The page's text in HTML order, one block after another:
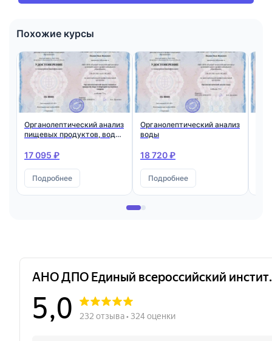
Похожие курсы
Органолептический анализ
пищевых продуктов, воды
товаров
17 095 ₽
Подробнее
Органолептический анализ
воды
18 720 ₽
Подробнее